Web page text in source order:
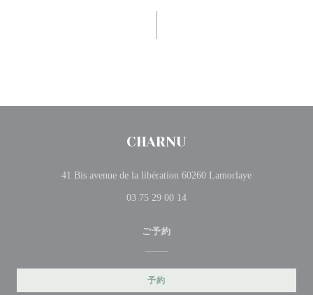
CHARNU
41 Bis avenue de la libération 60260 Lamorlaye((新しいウィ
03 75 29 00 14
ご予約
予約